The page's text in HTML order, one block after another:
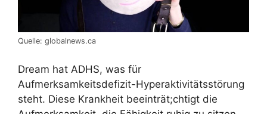
Quelle: globalnews.ca
Dream hat ADHS, was für
Aufmerksamkeitsdefizit-Hyperaktivitätsstörung
steht. Diese Krankheit beeinträt;chtigt die